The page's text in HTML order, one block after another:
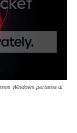
Windows pertama di